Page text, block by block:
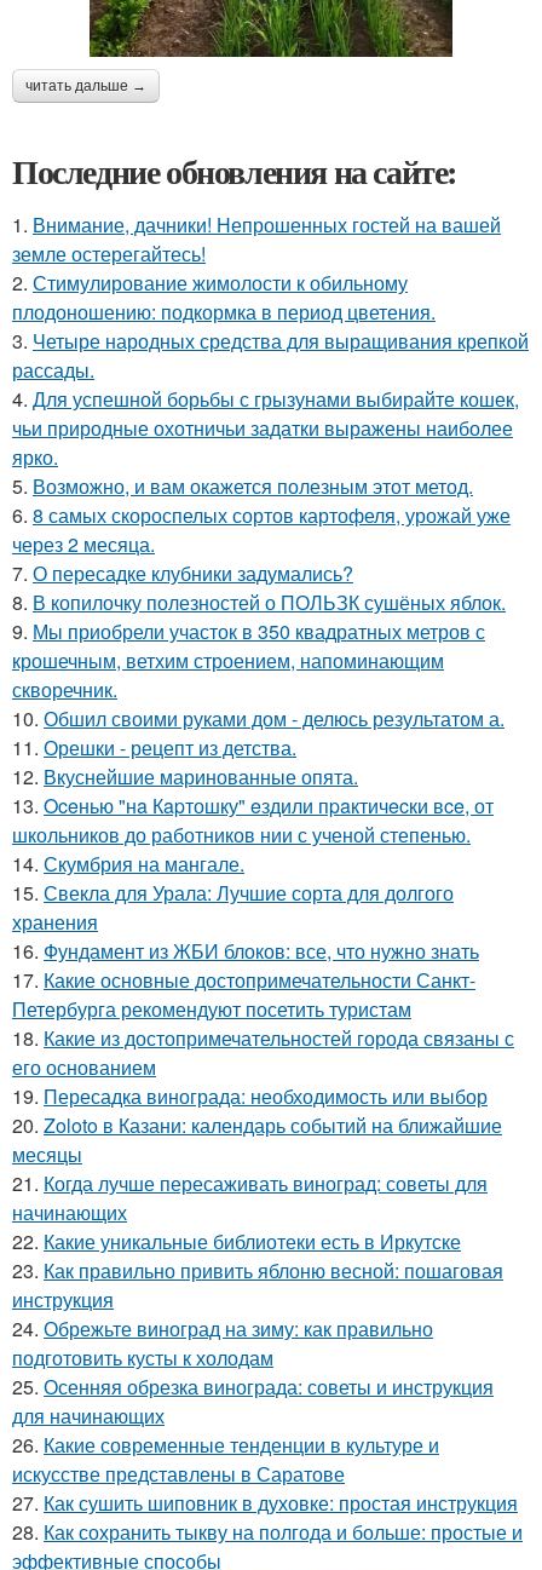
читать дальше →
Последние обновления на сайте:
1. Внимание, дачники! Непрошенных гостей на вашей
земле остерегайтесь!
2. Стимулирование жимолости к обильному
плодоношению: подкормка в период цветения.
3. Четыре народных средства для выращивания крепкой
рассады.
4. Для успешной борьбы с грызунами выбирайте кошек,
чьи природные охотничьи задатки выражены наиболее
ярко.
5. Возможно, и вам окажется полезным этот метод.
6. 8 самых скороспелых сортов картофеля, урожай уже
через 2 месяца.
7. О пересадке клубники задумались?
8. В копилочку полезностей о ПОЛЬЗК сушёных яблок.
9. Мы приобрели участок в 350 квадратных метров с
крошечным, ветхим строением, напоминающим
скворечник.
10. Обшил своими руками дом - делюсь результатом а.
11. Орешки - рецепт из детства.
12. Вкуснейшие маринованные опята.
13. Oceнью "нa Кapтошку" eздили пpaктичecки вce, от
школьников до работников нии с ученой степенью.
14. Скумбрия на мангале.
15. Свекла для Урала: Лучшие сорта для долгого
хранения
16. Фундамент из ЖБИ блоков: все, что нужно знать
17. Какие основные достопримечательности Санкт-
Петербурга рекомендуют посетить туристам
18. Какие из достопримечательностей города связаны с
его основанием
19. Пересадка винограда: необходимость или выбор
20. Zoloto в Казани: календарь событий на ближайшие
месяцы
21. Когда лучше пересаживать виноград: советы для
начинающих
22. Какие уникальные библиотеки есть в Иркутске
23. Как правильно привить яблоню весной: пошаговая
инструкция
24. Обрежьте виноград на зиму: как правильно
подготовить кусты к холодам
25. Осенняя обрезка винограда: советы и инструкция
для начинающих
26. Какие современные тенденции в культуре и
искусстве представлены в Саратове
27. Как сушить шиповник в духовке: простая инструкция
28. Как сохранить тыкву на полгода и больше: простые и
эффективные способы